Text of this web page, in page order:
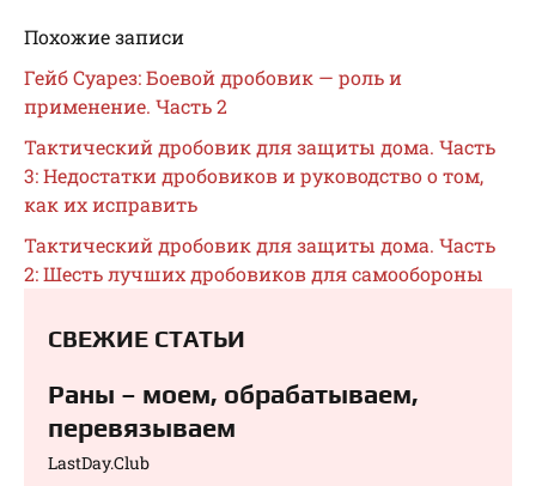
Похожие записи
Гейб Суарез: Боевой дробовик — роль и
применение. Часть 2
Тактический дробовик для защиты дома. Часть
3: Недостатки дробовиков и руководство о том,
как их исправить
Тактический дробовик для защиты дома. Часть
2: Шесть лучших дробовиков для самообороны
СВЕЖИЕ СТАТЬИ
Раны – моем, обрабатываем,
перевязываем⁠⁠
LastDay.Club